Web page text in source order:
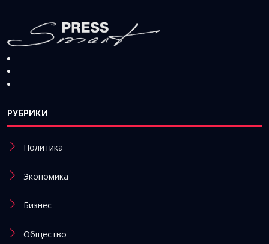
РУБРИКИ
Политика
Экономика
Бизнес
Общество